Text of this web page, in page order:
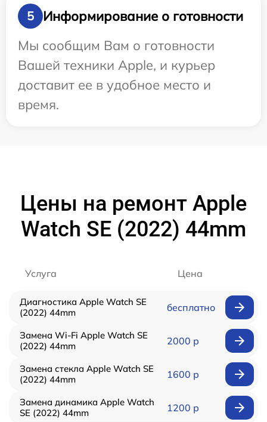
5
Информирование о готовности
Мы сообщим Вам о готовности
Вашей техники Apple, и курьер
доставит ее в удобное место и
время.
Цены на ремонт Apple
Watch SE (2022) 44mm
Услуга Цена
Диагностика Apple Watch SE
(2022) 44mm
бесплатно
Замена Wi-Fi Apple Watch SE
(2022) 44mm
2000 р
Замена стекла Apple Watch SE
(2022) 44mm
1600 р
Замена динамика Apple Watch
SE (2022) 44mm
1200 р